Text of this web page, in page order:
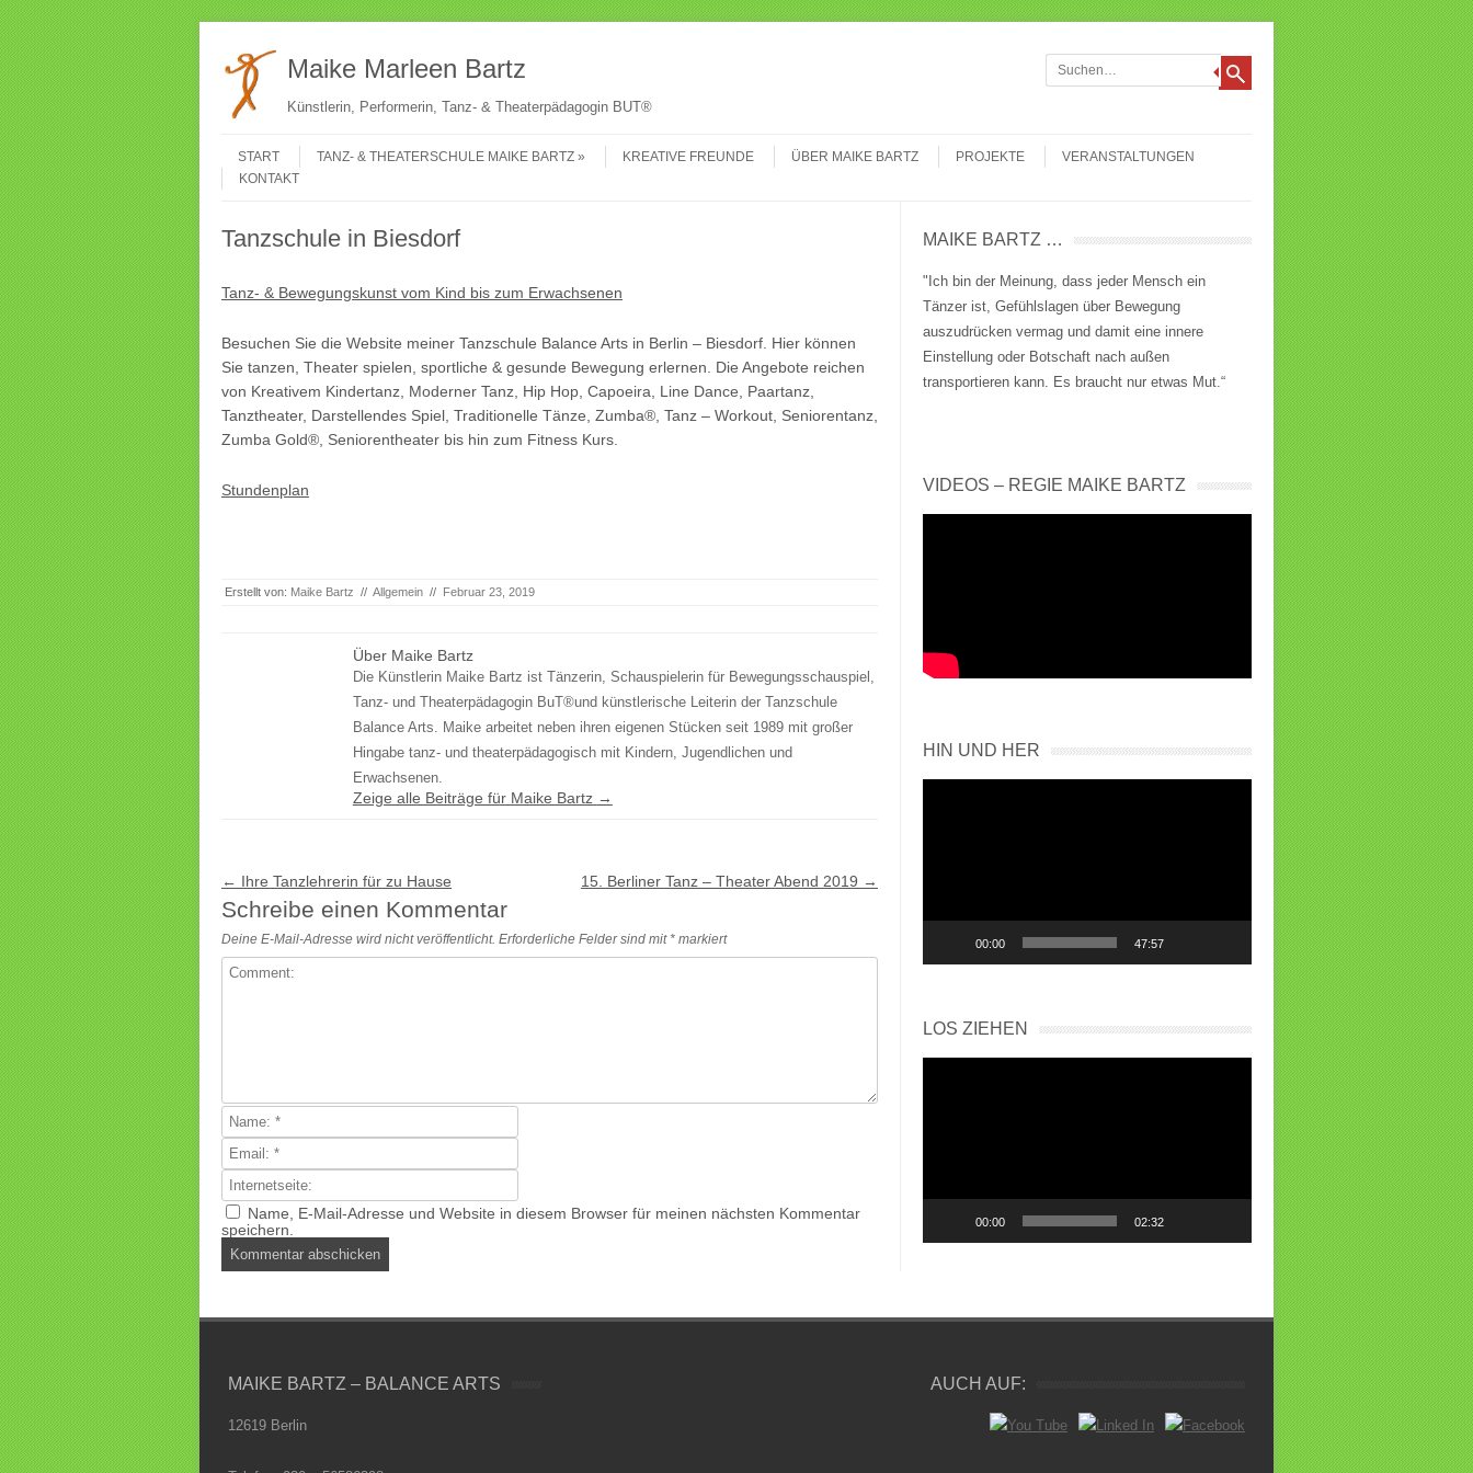
Maike Marleen Bartz
Künstlerin, Performerin, Tanz- & Theaterpädagogin BUT®
Menü
START
TANZ- & THEATERSCHULE MAIKE BARTZ KREATIVE FREUNDE ÜBER MAIKE BARTZ PROJEKTE
VERANSTALTUNGEN
KONTAKT
Tanzschule in Biesdorf
Tanz- & Bewegungskunst vom Kind bis zum Erwachsenen
Besuchen Sie die Website meiner Tanzschule Balance Arts in Berlin – Biesdorf. Hier können
Sie tanzen, Theater spielen, sportliche & gesunde Bewegung erlernen. Die Angebote reichen
von Kreativem Kindertanz, Moderner Tanz, Hip Hop, Capoeira, Line Dance, Paartanz,
Tanztheater, Darstellendes Spiel, Traditionelle Tänze, Zumba®, Tanz – Workout, Seniorentanz,
Zumba Gold®, Seniorentheater bis hin zum Fitness Kurs.
Stundenplan
Erstellt von: Maike Bartz // Allgemein // Februar 23, 2019
Über Maike Bartz
Die Künstlerin Maike Bartz ist Tänzerin, Schauspielerin für Bewegungsschauspiel,
Tanz- und Theaterpädagogin BuT®und künstlerische Leiterin der Tanzschule
Balance Arts. Maike arbeitet neben ihren eigenen Stücken seit 1989 mit großer
Hingabe tanz- und theaterpädagogisch mit Kindern, Jugendlichen und
Erwachsenen.
Zeige alle Beiträge für Maike Bartz →
Beitragsnavigation
← Ihre Tanzlehrerin für zu Hause 15. Berliner Tanz – Theater Abend 2019 →
Schreibe einen Kommentar
Deine E-Mail-Adresse wird nicht veröffentlicht. Erforderliche Felder sind mit * markiert
Name, E-Mail-Adresse und Website in diesem Browser für meinen nächsten Kommentar
speichern.
MAIKE BARTZ …
"Ich bin der Meinung, dass jeder Mensch ein
Tänzer ist, Gefühlslagen über Bewegung
auszudrücken vermag und damit eine innere
Einstellung oder Botschaft nach außen
transportieren kann. Es braucht nur etwas Mut.“
VIDEOS – REGIE MAIKE BARTZ
HIN UND HER
00:00 47:57
LOS ZIEHEN
00:00 02:32
MAIKE BARTZ – BALANCE ARTS
12619 Berlin
AUCH AUF: